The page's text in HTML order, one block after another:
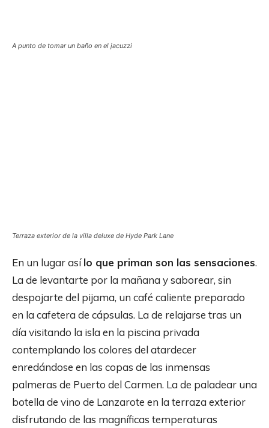
A punto de tomar un baño en el jacuzzi
Terraza exterior de la villa deluxe de Hyde Park Lane
En un lugar asílo que priman son las sensaciones.
La de levantarte por la mañana y saborear, sin
despojarte del pijama, un café caliente preparado
en la cafetera de cápsulas. La de relajarse tras un
día visitando la isla en la piscina privada
contemplando los colores del atardecer
enredándose en las copas de las inmensas
palmeras de Puerto del Carmen. La de paladear una
botella de vino de Lanzarote en la terraza exterior
disfrutando de las magníficas temperaturas